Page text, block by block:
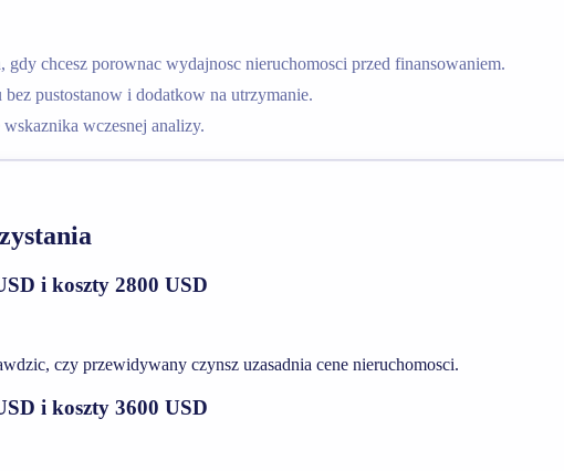
chcesz porownac wydajnosc nieruchomosci przed finansowaniem.
pustostanow i dodatkow na utrzymanie.
wczesnej analizy.
i koszty 2800 USD
czy przewidywany czynsz uzasadnia cene nieruchomosci.
i koszty 3600 USD